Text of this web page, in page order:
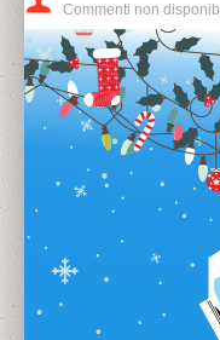
Commenti non